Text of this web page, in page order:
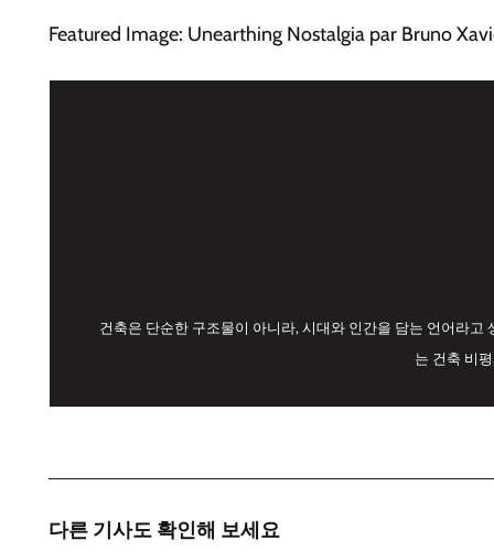
Featured Image: Unearthing Nostalgia par Bruno
건축은 단순한 구조물이 아니라, 시대와 인간을 담는 언어라
는 건축 비
다른 기사도 확인해 보세요